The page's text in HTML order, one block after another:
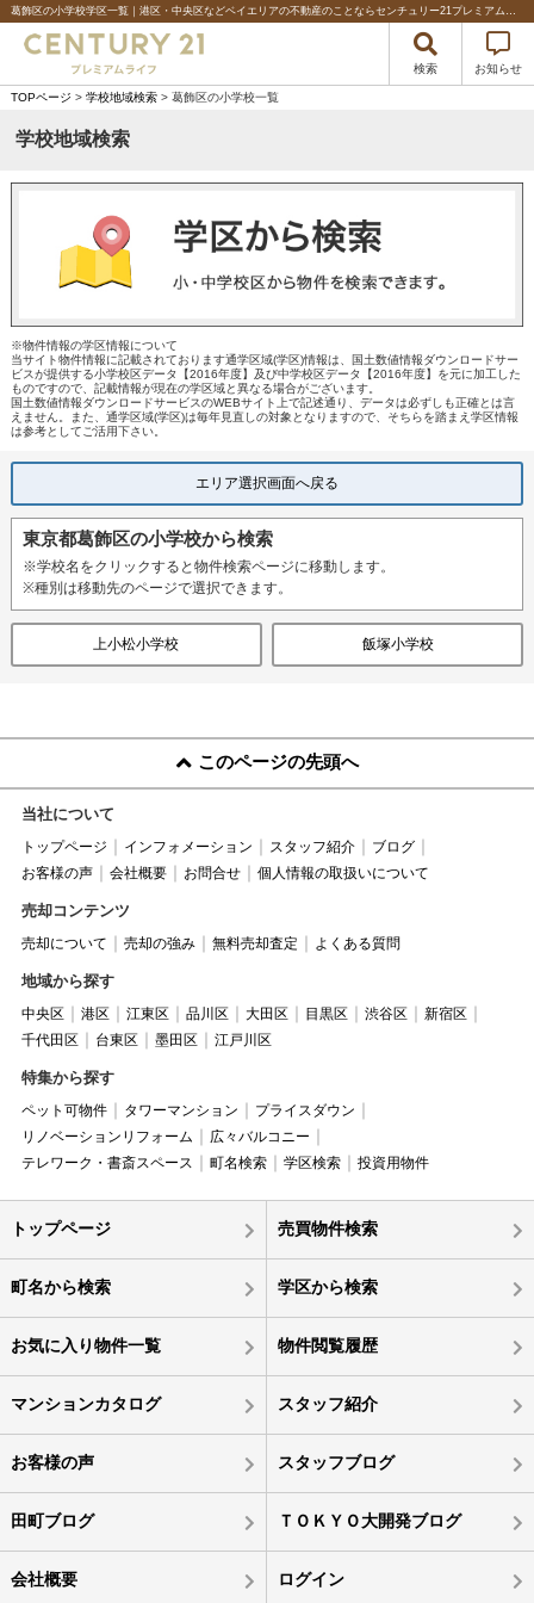
葛飾区の小学校学区一覧｜港区・中央区などベイエリアの不動産のことならセンチュリー21プレミアムライフ%
検索 お知らせ
TOPページ > 学校地域検索> 葛飾区の小学校一覧
学校地域検索
※物件情報の学区情報について
当サイト物件情報に記載されております通学区域(学区)情報は、国土数値情報ダウンロードサー
ビスが提供する小学校区データ【2016年度】及び中学校区データ【2016年度】を元に加工した
ものですので、記載情報が現在の学区域と異なる場合がございます。
国土数値情報ダウンロードサービスのWEBサイト上で記述通り、データは必ずしも正確とは言
えません。また、通学区域(学区)は毎年見直しの対象となりますので、そちらを踏まえ学区情報
は参考としてご活用下さい。
エリア選択画面へ戻る
東京都葛飾区の小学校から検索
※学校名をクリックすると物件検索ページに移動します。
※種別は移動先のページで選択できます。
上小松小学校 飯塚小学校
このページの先頭へ
当社について
トップページ インフォメーション スタッフ紹介
ブログ
お客様の声
会社概要 お問合せ 個人情報の取扱いについて
売却コンテンツ
売却について 売却の強み 無料売却査定 よくある質問
地域から探す
中央区 港区 江東区 品川区 大田区 目黒区 渋谷区
新宿区
千代田区
台東区 墨田区 江戸川区
特集から探す
ペット可物件 タワーマンション
プライスダウン
リノベーションリフォーム
広々バルコニー
テレワーク・書斎スペース
町名検索 学区検索 投資用物件
トップページ 売買物件検索
町名から検索 学区から検索
お気に入り物件一覧 物件閲覧履歴
マンションカタログ スタッフ紹介
お客様の声 スタッフブログ
田町ブログ ＴＯＫＹＯ大開発ブログ
会社概要 ログイン